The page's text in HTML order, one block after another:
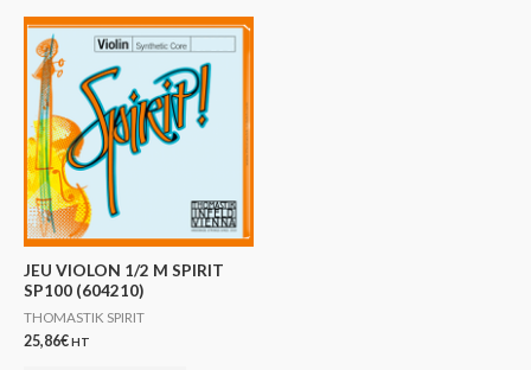
JEU VIOLON 1/2 M SPIRIT
SP100 (604210)
THOMASTIK SPIRIT
25,86€HT